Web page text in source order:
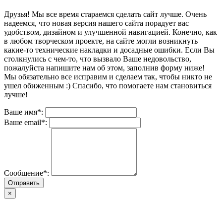
Друзья! Мы все время стараемся сделать сайт лучше. Очень
надеемся, что новая версия нашего сайта порадует вас
удобством, дизайном и улучшенной навигацией. Конечно, как
в любом творческом проекте, на сайте могли возникнуть
какие-то технические накладки и досадные ошибки. Если Вы
столкнулись с чем-то, что вызвало Ваше недовольство,
пожалуйста напишите нам об этом, заполнив форму ниже!
Мы обязательно все исправим и сделаем так, чтобы никто не
ушел обиженным :) Спасибо, что помогаете нам становиться
лучше!
Ваше имя*:
Ваше email*:
Сообщение*:
Отправить
×